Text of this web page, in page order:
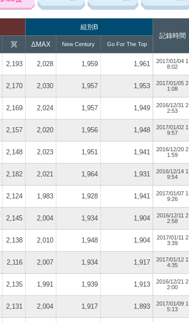
組別B
記錄時間
冥 ΔMAX New Century Go For The Top
2,193 2,028 1,959 1,961
2017/01/04 1
8:02
2,170 2,030 1,957 1,953
2017/01/05 2
1:08
2,169 2,024 1,957 1,949
2016/12/31 2
2:53
2,157 2,020 1,956 1,948
2017/01/02 1
9:57
2,148 2,023 1,951 1,941
2016/12/20 2
1:59
2,182 2,021 1,964 1,931
2016/12/14 1
9:54
2,124 1,983 1,928 1,941
2017/01/07 1
9:26
2,145 2,004 1,934 1,904
2016/12/11 2
2:58
2,138 2,010 1,948 1,904
2017/01/11 2
3:39
2,116 2,007 1,934 1,917
2017/01/12 1
4:35
2,135 1,991 1,939 1,913
2016/12/21 2
2:00
2,131 2,004 1,917 1,893
2017/01/09 1
5:13